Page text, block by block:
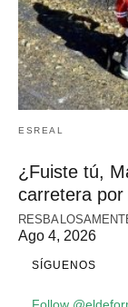
ESREAL
¿Fuiste tú,
carretera
Ago 4, 2026
SÍGUENOS
Follow